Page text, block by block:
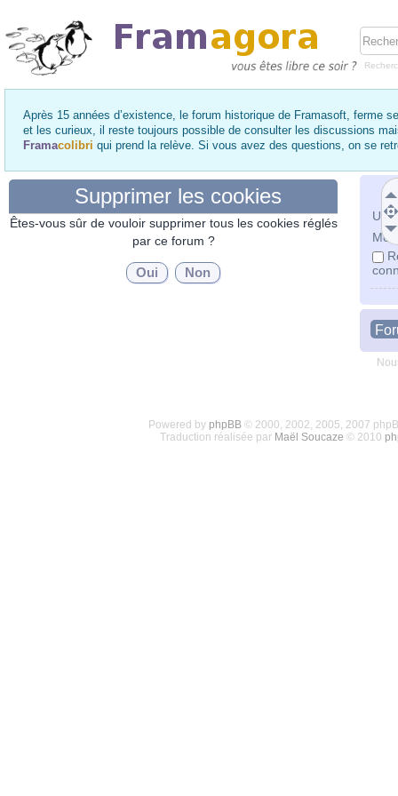
Après 15 années d’existence, le forum historique de Framasoft, ferme
et les curieux, il reste toujours possible de consulter les discussions
Framacolibri qui prend la relève. Si vous avez des questions, on se
Mot
Supprimer les cookies
Êtes-vous sûr de vouloir supprimer tous les cookies réglés
par ce forum ?
Powered by phpBB© 2000, 2002, 2005, 2007
Traduction réalisée par Maël Soucaze © 2010